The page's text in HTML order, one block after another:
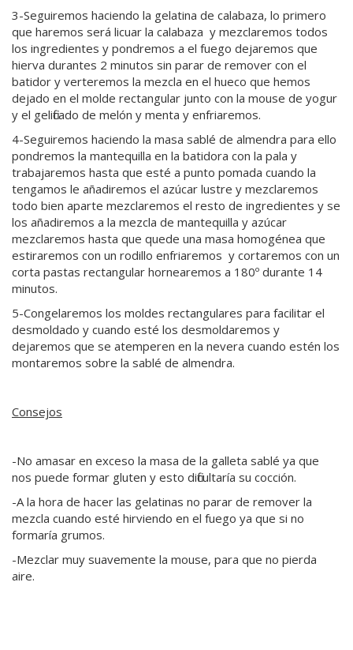
3-Seguiremos haciendo la gelatina de calabaza, lo primero
que haremos será licuar la calabaza y mezclaremos todos
los ingredientes y pondremos a el fuego dejaremos que
hierva durantes 2 minutos sin parar de remover con el
batidor y verteremos la mezcla en el hueco que hemos
dejado en el molde rectangular junto con la mouse de yogur
y el gelificado de melón y menta y enfriaremos.
4-Seguiremos haciendo la masa sablé de almendra para ello
pondremos la mantequilla en la batidora con la pala y
trabajaremos hasta que esté a punto pomada cuando la
tengamos le añadiremos el azúcar lustre y mezclaremos
todo bien aparte mezclaremos el resto de ingredientes y se
los añadiremos a la mezcla de mantequilla y azúcar
mezclaremos hasta que quede una masa homogénea que
estiraremos con un rodillo enfriaremos y cortaremos con un
corta pastas rectangular hornearemos a 180º durante 14
minutos.
5-Congelaremos los moldes rectangulares para facilitar el
desmoldado y cuando esté los desmoldaremos y
dejaremos que se atemperen en la nevera cuando estén los
montaremos sobre la sablé de almendra.
Consejos
-No amasar en exceso la masa de la galleta sablé ya que
nos puede formar gluten y esto dificultaría su cocción.
-A la hora de hacer las gelatinas no parar de remover la
mezcla cuando esté hirviendo en el fuego ya que si no
formaría grumos.
-Mezclar muy suavemente la mouse, para que no pierda
aire.